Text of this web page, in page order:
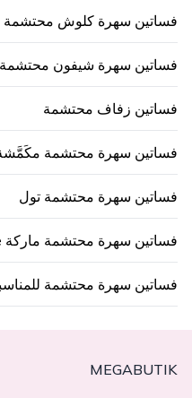
فساتين سهرة كلوش محتشمة
فساتين سهرة شيفون محتشمة
فساتين زفاف محتشمة
فساتين سهرة محتشمة
فساتين سهرة محتشمة تول
فساتين سهرة محتشمة ماركة BidoluElbise
فساتين سهرة محتشمة
MEGABUTIK